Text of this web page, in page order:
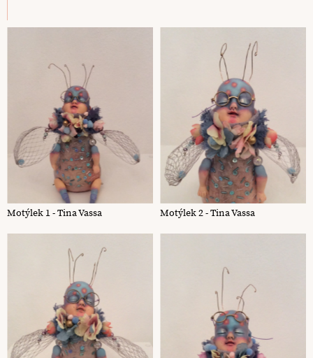
Motýlek 1 - Tina Vassa Motýlek 2 - Tina Vassa